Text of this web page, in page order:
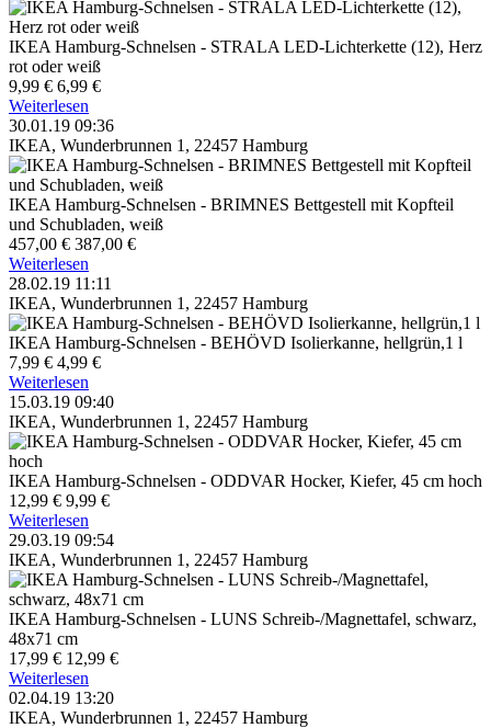
IKEA Hamburg-Schnelsen - STRALA LED-Lichterkette (12), Herz
rot oder weiß
9,99 € 6,99 €
Weiterlesen
30.01.19 09:36
IKEA, Wunderbrunnen 1, 22457 Hamburg
IKEA Hamburg-Schnelsen - BRIMNES Bettgestell mit Kopfteil
und Schubladen, weiß
457,00 € 387,00 €
Weiterlesen
28.02.19 11:11
IKEA, Wunderbrunnen 1, 22457 Hamburg
IKEA Hamburg-Schnelsen - BEHÖVD Isolierkanne, hellgrün,1 l
7,99 € 4,99 €
Weiterlesen
15.03.19 09:40
IKEA, Wunderbrunnen 1, 22457 Hamburg
IKEA Hamburg-Schnelsen - ODDVAR Hocker, Kiefer, 45 cm hoch
12,99 € 9,99 €
Weiterlesen
29.03.19 09:54
IKEA, Wunderbrunnen 1, 22457 Hamburg
IKEA Hamburg-Schnelsen - LUNS Schreib-/Magnettafel, schwarz,
48x71 cm
17,99 € 12,99 €
Weiterlesen
02.04.19 13:20
IKEA, Wunderbrunnen 1, 22457 Hamburg